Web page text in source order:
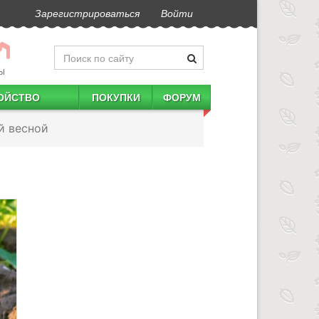
Зарегистрироваться Войти
ПОКУПКИ ФОРУМ
весной